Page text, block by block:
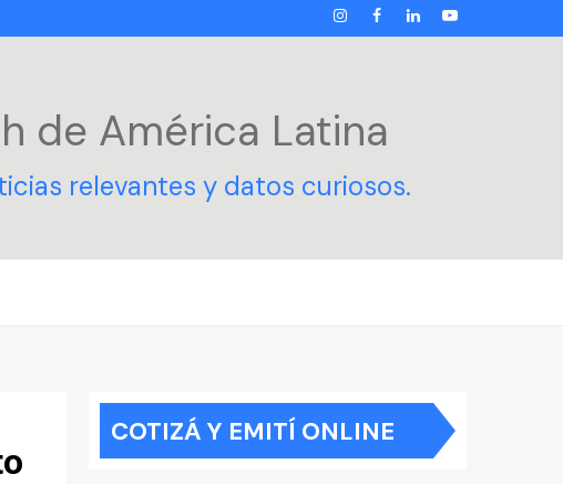
INSTAGRAM
FACEBOOK
LINKEDIN
YOUTUBE
de América Latina
relevantes y datos curiosos.
COTIZÁ Y EMITÍ ONLINE